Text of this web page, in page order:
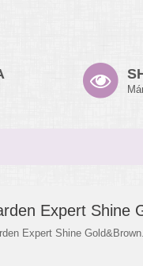
Expert Shine
Expert Shine Gold&Brown.